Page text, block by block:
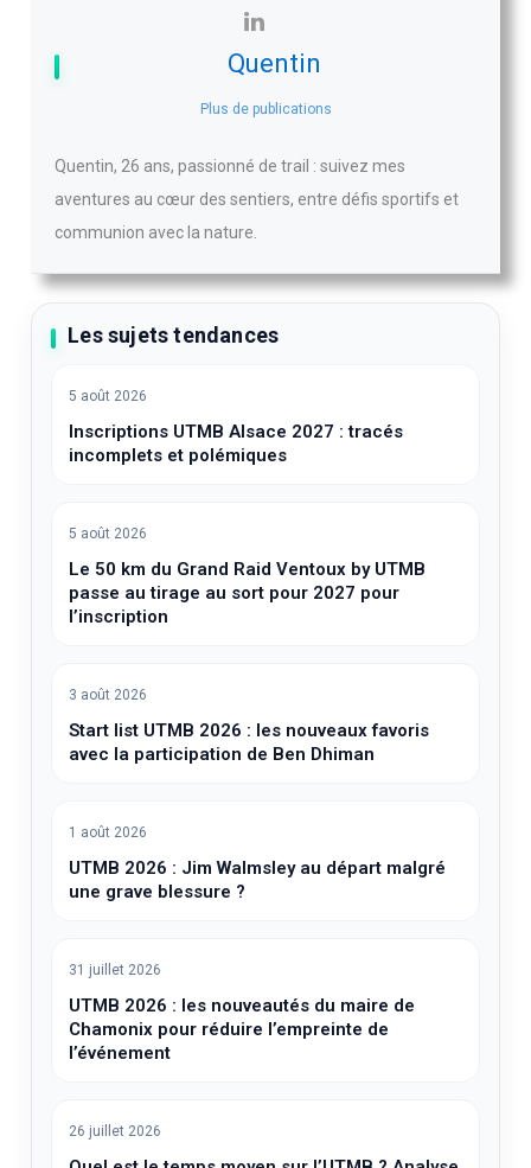
Quentin
Plus de publications
Quentin, 26 ans, passionné de trail : suivez mes
aventures au cœur des sentiers, entre défis sportifs et
communion avec la nature.
Les sujets tendances
5 août 2026
Inscriptions UTMB Alsace 2027 : tracés
incomplets et polémiques
5 août 2026
Le 50 km du Grand Raid Ventoux by UTMB
passe au tirage au sort pour 2027 pour
l’inscription
3 août 2026
Start list UTMB 2026 : les nouveaux favoris
avec la participation de Ben Dhiman
1 août 2026
UTMB 2026 : Jim Walmsley au départ malgré
une grave blessure ?
31 juillet 2026
UTMB 2026 : les nouveautés du maire de
Chamonix pour réduire l’empreinte de
l’événement
26 juillet 2026